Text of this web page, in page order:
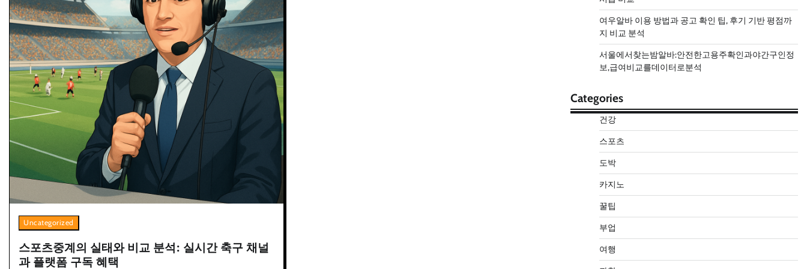
Uncategorized
스포츠중계의 실태와 비교 분석: 실시간 축구 채널
과 플랫폼 구독 혜택
여우알바 이용 방법과 공고 확인 팁, 후기 기반 평점까
지 비교 분석
서울에서찾는밤알바:안전한고용주확인과야간구인정
보,급여비교를데이터로분석
Categories
건강
스포츠
도박
카지노
꿀팁
부업
여행